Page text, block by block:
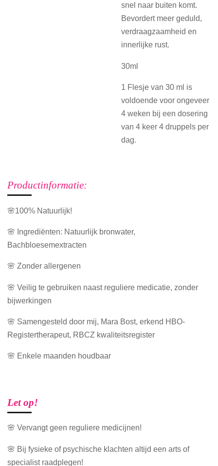
snel naar buiten komt.
Bevordert meer geduld,
verdraagzaamheid en
innerlijke rust.
30ml
1 Flesje van 30 ml is
voldoende voor ongeveer
4 weken bij een dosering
van 4 keer 4 druppels per
dag.
Productinformatie:
🌸100% Natuurlijk!
🌸 Ingrediënten: Natuurlijk bronwater,
Bachbloesemextracten
🌸 Zonder allergenen
🌸 Veilig te gebruiken naast reguliere medicatie, zonder
bijwerkingen
🌸 Samengesteld door mij, Mara Bost, erkend HBO-
Registertherapeut, RBCZ kwaliteitsregister
🌸 Enkele maanden houdbaar
Let op!
🌸 Vervangt geen reguliere medicijnen!
🌸 Bij fysieke of psychische klachten altijd een arts of
specialist raadplegen!